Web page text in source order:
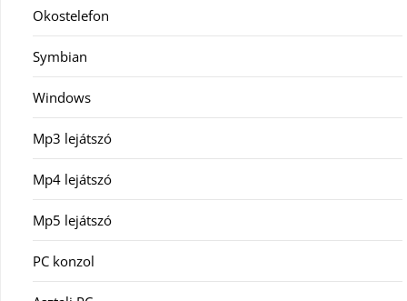
Okostelefon
Symbian
Windows
Mp3 lejátszó
Mp4 lejátszó
Mp5 lejátszó
PC konzol